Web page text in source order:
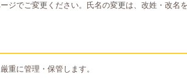
ジでご変更ください。氏名の変更は、改姓・改名
重に管理・保管します。